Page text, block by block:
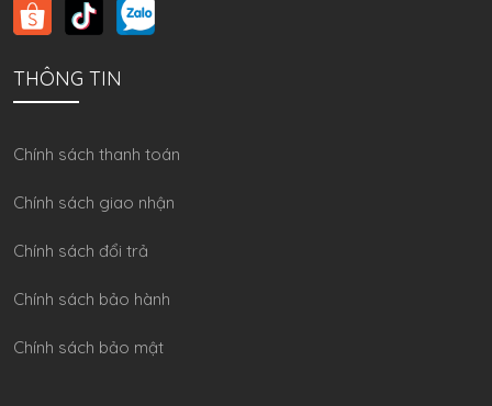
THÔNG TIN
Chính sách thanh toán
Chính sách giao nhận
Chính sách đổi trả
Chính sách bảo hành
Chính sách bảo mật